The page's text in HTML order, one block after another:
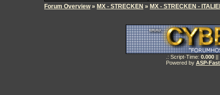
Forum Overview » MX - STRECKEN » MX - STRECKEN -
.: Script-Time: 0.000 ||
Powered by ASP-